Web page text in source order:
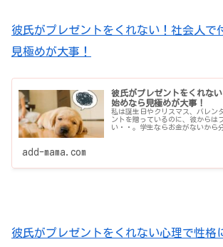
彼氏がプレゼントをくれない！社会人で
見極めが大事！
彼氏がプレゼントをくれな
始めなら見極めが大事！
私は誕生日やクリスマス、バレン
ントを贈っているのに、彼からは
い・・。学生ならお金がないから
add-mama.com
彼氏がプレゼントをくれない心理で性格